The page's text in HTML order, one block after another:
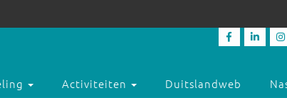
Activiteiten Duitslandweb